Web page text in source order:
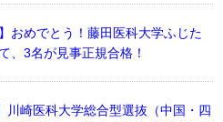
おめでとう！藤田医科大学ふじた
、3名が見事正規合格！
川崎医科大学総合型選抜（中国・四